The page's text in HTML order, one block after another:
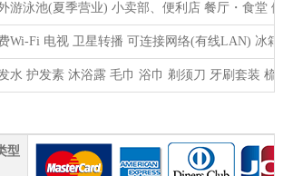
游泳池(夏季营业) 小卖部、便利店 餐厅・食堂
Wi-Fi 电视 卫星转播 可连接网络(有线LAN) 冰
水 护发素 沐浴露 毛巾 浴巾 剃须刀 牙刷套装 梳
型